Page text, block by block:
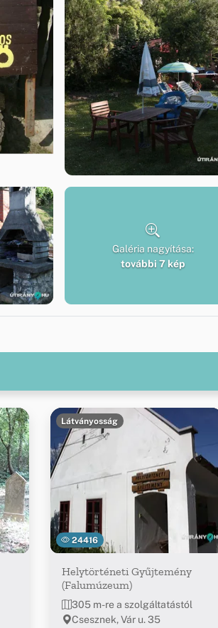
Galéria nagyítása:
további 7 kép
24416
Látványosság
Helytörténeti Gyűjtemény
(Falumúzeum)
305 m-re a szolgáltatástól
Csesznek, Vár u. 35